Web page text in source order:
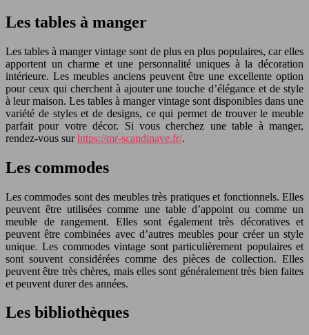
Les tables à manger
Les tables à manger vintage sont de plus en plus populaires, car elles
apportent un charme et une personnalité uniques à la décoration
intérieure. Les meubles anciens peuvent être une excellente option
pour ceux qui cherchent à ajouter une touche d’élégance et de style
à leur maison. Les tables à manger vintage sont disponibles dans une
variété de styles et de designs, ce qui permet de trouver le meuble
parfait pour votre décor. Si vous cherchez une table à manger,
rendez-vous surhttps://mr-scandinave.fr/.
Les commodes
Les commodes sont des meubles très pratiques et fonctionnels. Elles
peuvent être utilisées comme une table d’appoint ou comme un
meuble de rangement. Elles sont également très décoratives et
peuvent être combinées avec d’autres meubles pour créer un style
unique. Les commodes vintage sont particulièrement populaires et
sont souvent considérées comme des pièces de collection. Elles
peuvent être très chères, mais elles sont généralement très bien faites
et peuvent durer des années.
Les bibliothèques